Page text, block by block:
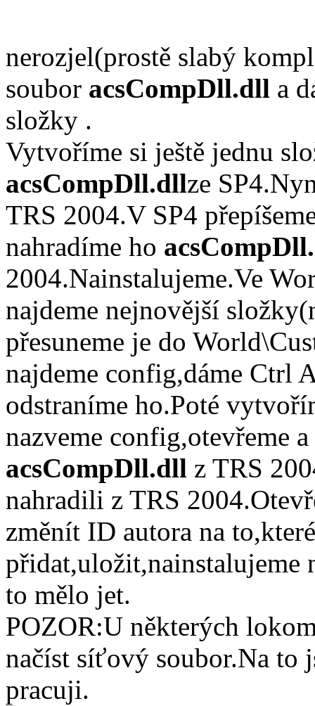
nerozjel(prostě slabý
soubor acsCompDll.dll a
složky .
Vytvoříme si ještě jednu
acsCompDll.dllze
TRS 2004.V SP4
nahradíme ho
2004.Nainstalujeme.Ve
najdeme nejnovější
přesuneme je do
najdeme config,dáme Ctrl
odstraníme ho.Poté
nazveme config,otevřeme
acsCompDll.dll z TRS
nahradili z TRS
změnít ID autora na
přidat,uložit,nainstalujeme
to mělo jet.
POZOR:U některých
načíst síťový soubor.Na to
pracuji.